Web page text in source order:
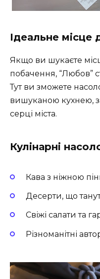
Ідеальне місце
Якщо ви шукаєте
побачення, “Любов”
Тут ви зможете
вишуканою кухнею,
серці міста.
Кулінарні
Кава з ніжною
Десерти, що
Свіжі салати та
Різноманітні